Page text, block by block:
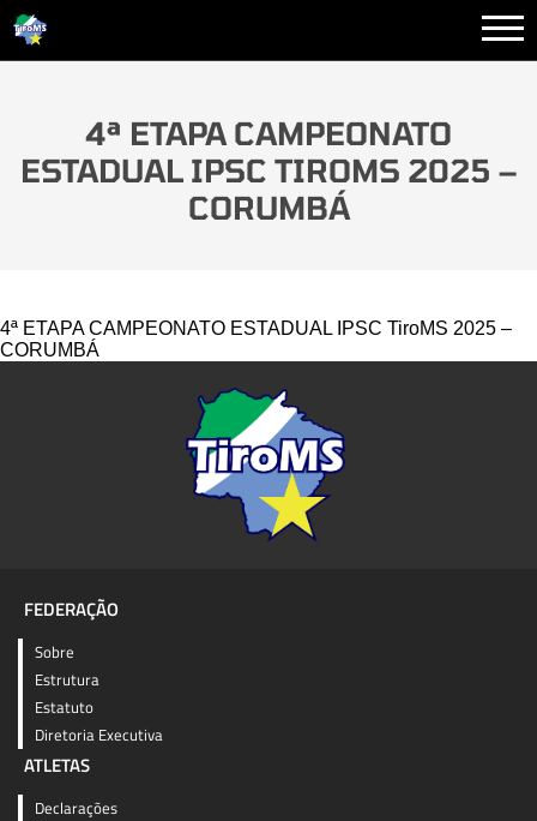
4ª ETAPA CAMPEONATO
ESTADUAL IPSC TIROMS 2025 –
CORUMBÁ
4ª ETAPA CAMPEONATO ESTADUAL IPSC TiroMS 2025 –
CORUMBÁ
FEDERAÇÃO
Sobre
Estrutura
Estatuto
Diretoria Executiva
ATLETAS
Declarações